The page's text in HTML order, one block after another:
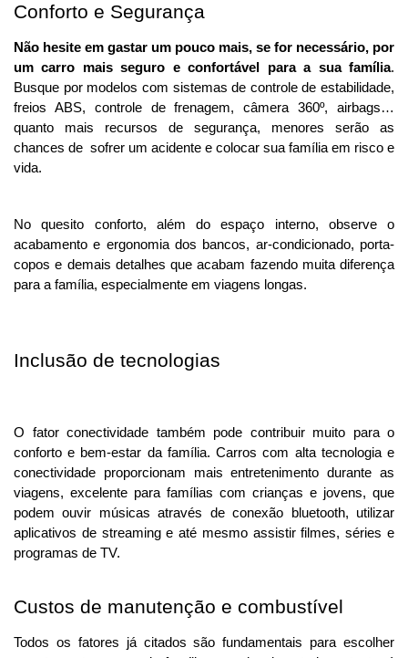
Conforto e Segurança
Não hesite em gastar um pouco mais, se for necessário, por
um carro mais seguro e confortável para a sua família.
Busque por modelos com sistemas de controle de estabilidade,
freios ABS, controle de frenagem, câmera 360º, airbags…
quanto mais recursos de segurança, menores serão as
chances de  sofrer um acidente e colocar sua família em risco e
vida.
No quesito conforto, além do espaço interno, observe o
acabamento e ergonomia dos bancos, ar-condicionado, porta-
copos e demais detalhes que acabam fazendo muita diferença
para a família, especialmente em viagens longas.
Inclusão de tecnologias
O fator conectividade também pode contribuir muito para o
conforto e bem-estar da família. Carros com alta tecnologia e
conectividade proporcionam mais entretenimento durante as
viagens, excelente para famílias com crianças e jovens, que
podem ouvir músicas através de conexão bluetooth, utilizar
aplicativos de streaming e até mesmo assistir filmes, séries e
programas de TV.
Custos de manutenção e combustível
Todos os fatores já citados são fundamentais para escolher